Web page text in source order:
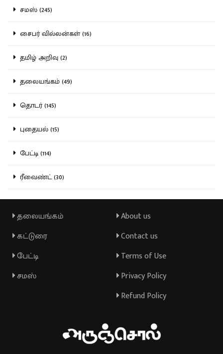
சமஸ் (245)
சைபர் வில்லன்கள் (16)
தமிழ் அறிவு (2)
தலையங்கம் (49)
தொடர் (145)
புதையல் (15)
பேட்டி (114)
ரீவைண்ட் (30)
தலையங்கம்
கட்டுரை
பேட்டி
சமஸ்
About us
Contact us
Terms of Use
Privacy Policy
Refund Policy